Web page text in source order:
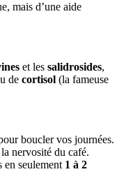
mais d’une aide
et les salidrosides,
de cortisol (la fameuse
boucler vos journées.
la nervosité du café.
en seulement 1 à 2